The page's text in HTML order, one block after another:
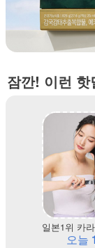
잠깐! 이런
일본1위 카
오늘